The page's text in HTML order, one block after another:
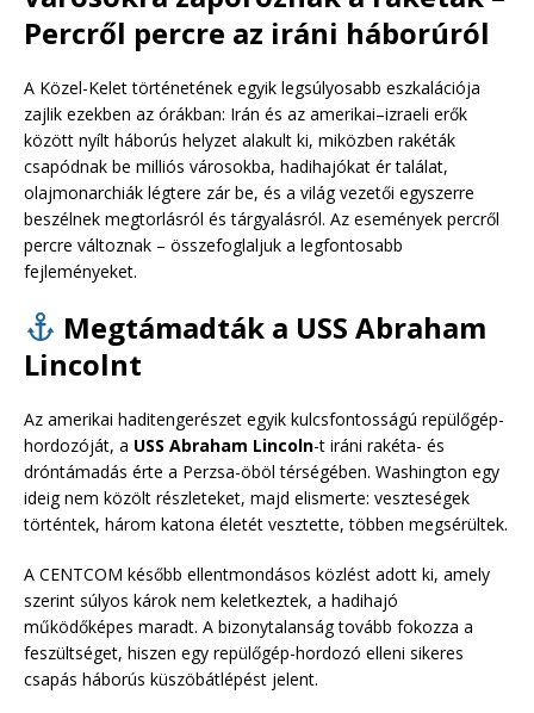
Percről percre az iráni háborúról
A Közel-Kelet történetének egyik legsúlyosabb eszkalációja
zajlik ezekben az órákban: Irán és az amerikai–izraeli erők
között nyílt háborús helyzet alakult ki, miközben rakéták
csapódnak be milliós városokba, hadihajókat ér találat,
olajmonarchiák légtere zár be, és a világ vezetői egyszerre
beszélnek megtorlásról és tárgyalásról. Az események percről
percre változnak – összefoglaljuk a legfontosabb
fejleményeket.
Megtámadták a USS Abraham
Lincolnt
Az amerikai haditengerészet egyik kulcsfontosságú repülőgép-
hordozóját, a USS Abraham Lincoln-t iráni rakéta- és
dróntámadás érte a Perzsa-öböl térségében. Washington egy
ideig nem közölt részleteket, majd elismerte: veszteségek
történtek, három katona életét vesztette, többen megsérültek.
A CENTCOM később ellentmondásos közlést adott ki, amely
szerint súlyos károk nem keletkeztek, a hadihajó
működőképes maradt. A bizonytalanság tovább fokozza a
feszültséget, hiszen egy repülőgép-hordozó elleni sikeres
csapás háborús küszöbátlépést jelent.